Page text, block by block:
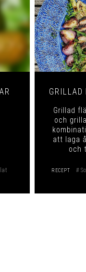
Grillad
och
att laga
och
RECEPT